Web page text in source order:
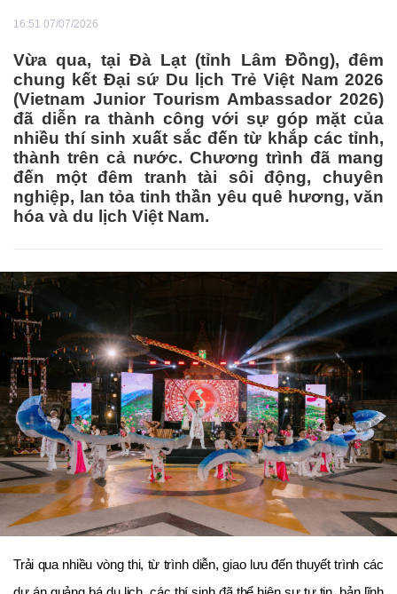
16:51 07/07/2026
Vừa qua, tại Đà Lạt (tỉnh Lâm Đồng), đêm
chung kết Đại sứ Du lịch Trẻ Việt Nam 2026
(Vietnam Junior Tourism Ambassador 2026)
đã diễn ra thành công với sự góp mặt của
nhiều thí sinh xuất sắc đến từ khắp các tỉnh,
thành trên cả nước. Chương trình đã mang
đến một đêm tranh tài sôi động, chuyên
nghiệp, lan tỏa tinh thần yêu quê hương, văn
hóa và du lịch Việt Nam.
Trải qua nhiều vòng thi, từ trình diễn, giao lưu đến thuyết trình các